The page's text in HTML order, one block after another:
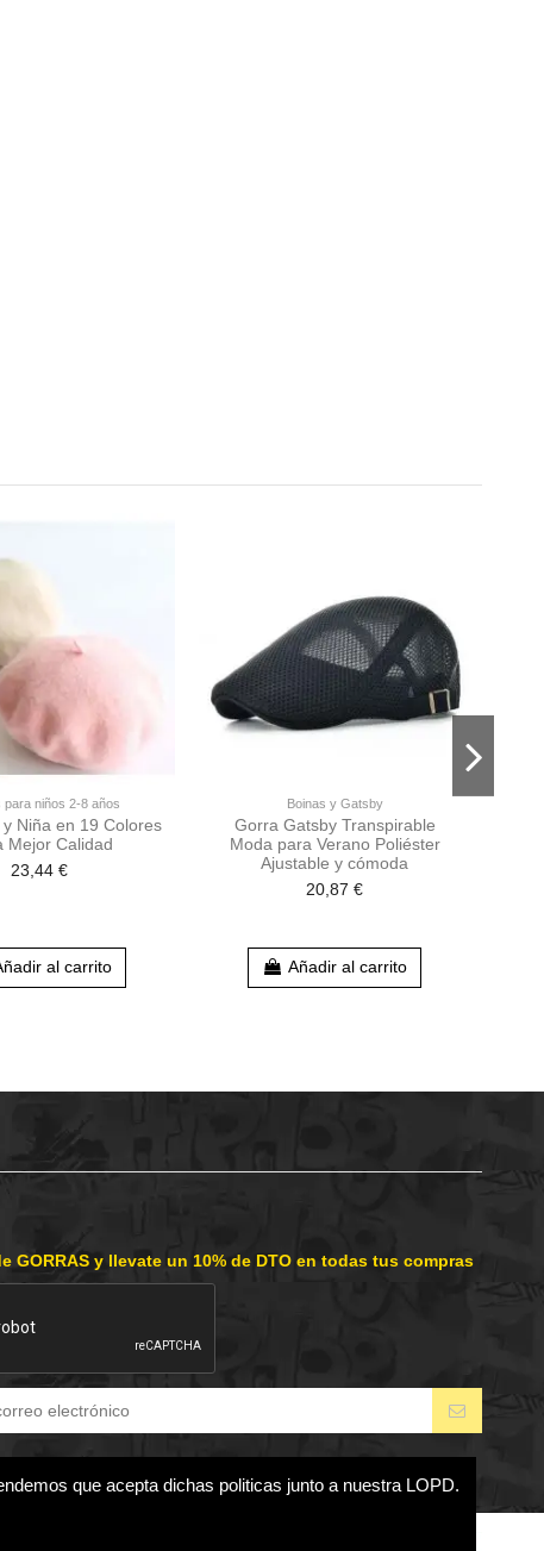
para niños 2-8 años
y Niña en 19 Colores
Mejor Calidad
23,44 €
al carrito
Boinas y Gatsby
Gorra Gatsby Transpirable
Moda para Verano Poliéster
Ajustable y cómoda
20,87 €
Añadir al carrito
GORRAS y llevate un 10% de DTO en todas tus compras
que acepta dichas politicas junto a nuestra LOPD.